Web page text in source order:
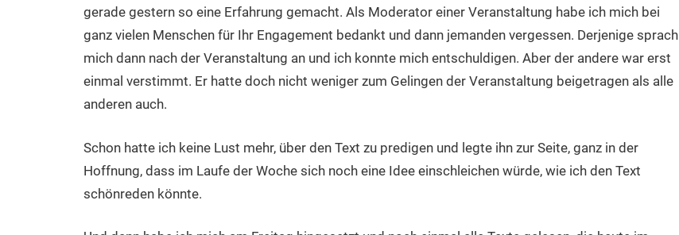
gerade gestern so eine Erfahrung gemacht. Als Moderator einer Veranstaltung habe ich mich bei
ganz vielen Menschen für Ihr Engagement bedankt und dann jemanden vergessen. Derjenige sprach
mich dann nach der Veranstaltung an und ich konnte mich entschuldigen. Aber der andere war erst
einmal verstimmt. Er hatte doch nicht weniger zum Gelingen der Veranstaltung beigetragen als alle
anderen auch.
Schon hatte ich keine Lust mehr, über den Text zu predigen und legte ihn zur Seite, ganz in der
Hoffnung, dass im Laufe der Woche sich noch eine Idee einschleichen würde, wie ich den Text
schönreden könnte.